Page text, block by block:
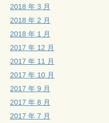
2018 年 3 月
2018 年 2 月
2018 年 1 月
2017 年 12 月
2017 年 11 月
2017 年 10 月
2017 年 9 月
2017 年 8 月
2017 年 7 月